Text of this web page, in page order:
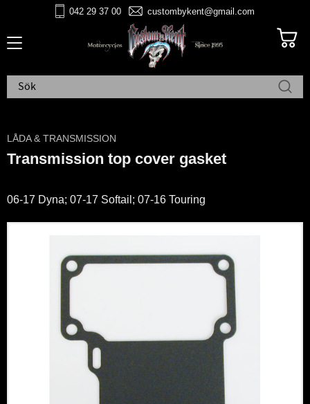
042 29 37 00 custombykent@gmail.com
LÅDA & TRANSMISSION
Transmission top cover gasket
06-17 Dyna; 07-17 Softail; 07-16 Touring